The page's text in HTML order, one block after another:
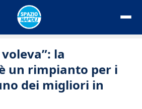
la
un rimpianto per i
dei migliori in